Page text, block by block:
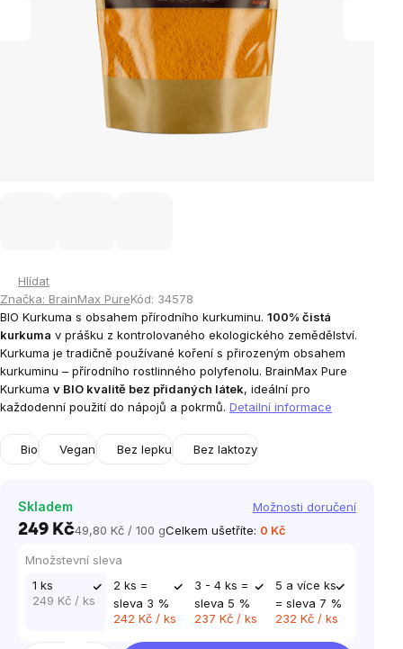
Hlídat
Značka: BrainMax PureKód: 34578
BIO Kurkuma s obsahem přírodního kurkuminu. 100% čistá
kurkuma v prášku z kontrolovaného ekologického zemědělství.
Kurkuma je tradičně používané koření s přirozeným obsahem
kurkuminu – přírodního rostlinného polyfenolu. BrainMax Pure
Kurkuma v BIO kvalitě bez přidaných látek, ideální pro
každodenní použití do nápojů a pokrmů. Detailní informace
Bio Vegan Bez lepku Bez laktozy
Skladem Možnosti doručení
249 KčMěrná
cena:
49,80 Kč / 100 gCelkem ušetříte: 0 Kč
Množstevní sleva
1 ks
249 Kč / ks
2 ks =
sleva 3 %
242 Kč / ks
3 - 4 ks =
sleva 5 %
237 Kč / ks
5 a více ks
= sleva 7 %
232 Kč / ks